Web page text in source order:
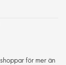
för mer än